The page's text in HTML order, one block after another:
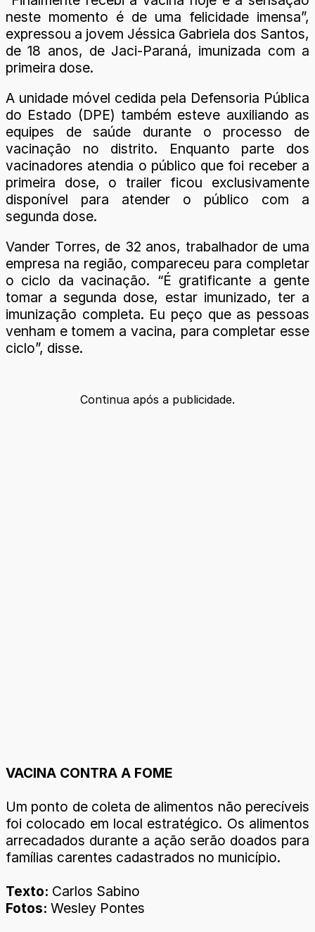
neste momento é de uma felicidade imensa”,
expressou a jovem Jéssica Gabriela dos Santos,
de 18 anos, de Jaci-Paraná, imunizada com a
primeira dose.
A unidade móvel cedida pela Defensoria Pública
do Estado (DPE) também esteve auxiliando as
equipes de saúde durante o processo de
vacinação no distrito. Enquanto parte dos
vacinadores atendia o público que foi receber a
primeira dose, o trailer ficou exclusivamente
disponível para atender o público com a
segunda dose.
Vander Torres, de 32 anos, trabalhador de uma
empresa na região, compareceu para completar
o ciclo da vacinação. “É gratificante a gente
tomar a segunda dose, estar imunizado, ter a
imunização completa. Eu peço que as pessoas
venham e tomem a vacina, para completar esse
ciclo”, disse.
Continua após a publicidade.
VACINA CONTRA A FOME
Um ponto de coleta de alimentos não perecíveis
foi colocado em local estratégico. Os alimentos
arrecadados durante a ação serão doados para
famílias carentes cadastrados no município.
Texto: Carlos Sabino
Fotos: Wesley Pontes